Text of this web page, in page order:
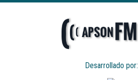
Desarrollado por: